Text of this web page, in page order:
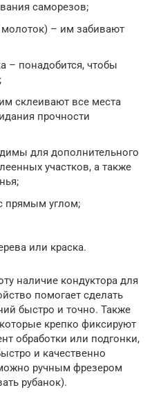
саморезов;
– им забивают
– понадобится, чтобы
склеивают все места
прочности
для дополнительного
участков, а также
прямым углом;
или краска.
наличие кондуктора для
помогает сделать
быстро и точно. Также
крепко фиксируют
обработки или подгонки,
и качественно
ручным фрезером
рубанок).